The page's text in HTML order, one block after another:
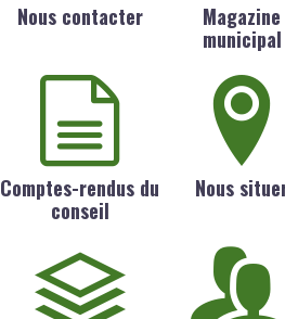
Nous contacter
Magazine
municipal
Comptes-rendus du
conseil
Nous